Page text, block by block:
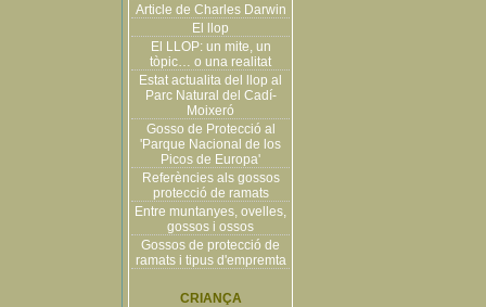
Article de Charles Darwin
El llop
El LLOP: un mite, un
tòpic… o una realitat
Estat actualita del llop al
Parc Natural del Cadí-
Moixeró
Gosso de Protecció al
'Parque Nacional de los
Picos de Europa'
Referències als gossos
protecció de ramats
Entre muntanyes, ovelles,
gossos i ossos
Gossos de protecció de
ramats i tipus d'empremta
CRIANÇA